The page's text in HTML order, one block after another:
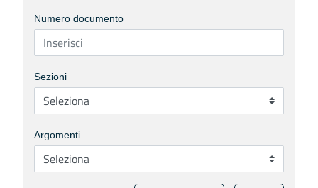
Numero documento
Sezioni
Argomenti